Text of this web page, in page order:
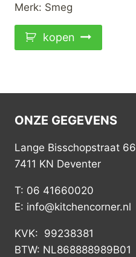
Merk: Smeg
kopen
ONZE GEGEVENS
Lange Bisschopstraat 66
7411 KN Deventer
T: 06 41660020
E: info@kitchencorner.nl
KVK: 99238381
BTW: NL868888989B01